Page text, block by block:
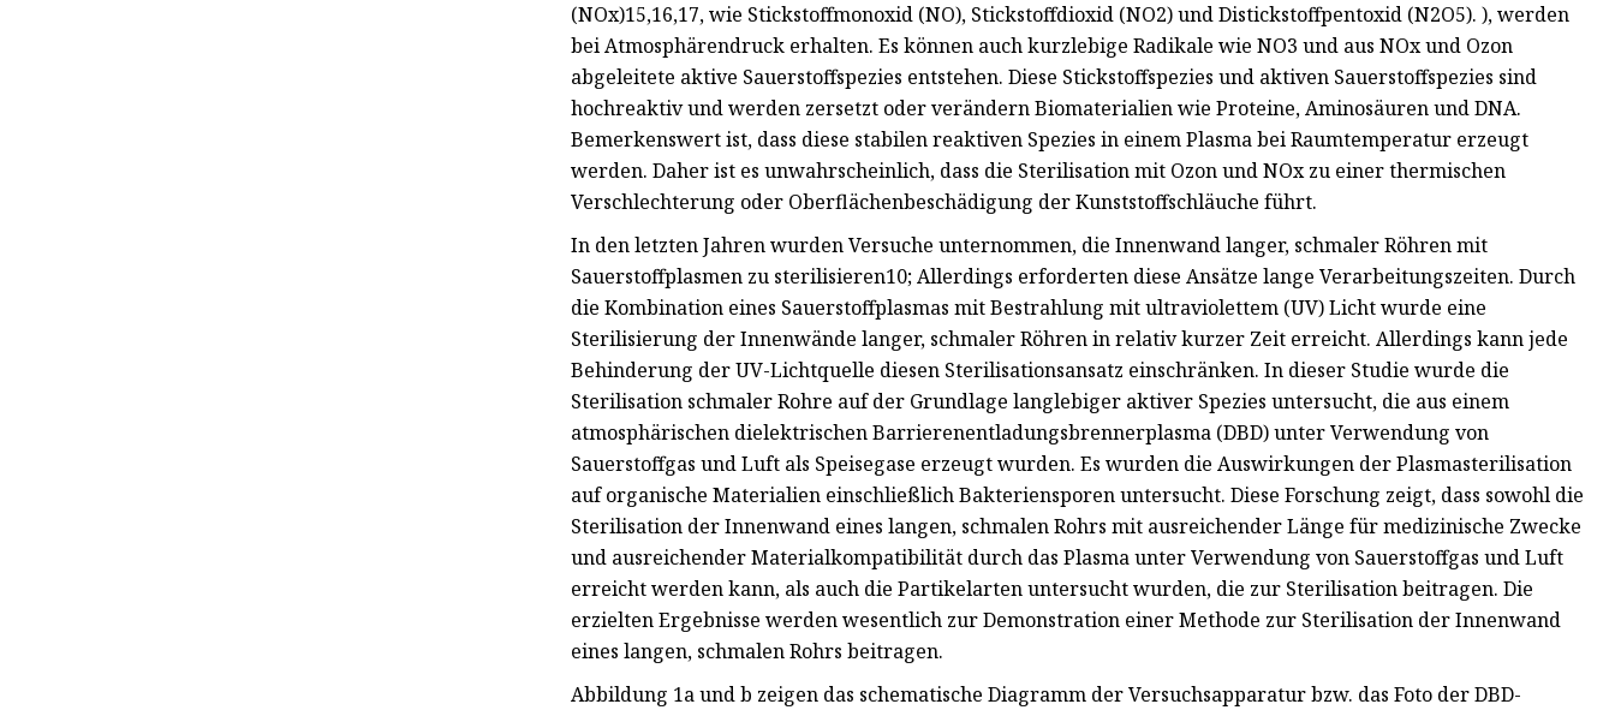
(NOx)15,16,17, wie Stickstoffmonoxid (NO), Stickstoffdioxid (NO2) und Distickstoffpentoxid (N2O5). ), werden
bei Atmosphärendruck erhalten. Es können auch kurzlebige Radikale wie NO3 und aus NOx und Ozon
abgeleitete aktive Sauerstoffspezies entstehen. Diese Stickstoffspezies und aktiven Sauerstoffspezies sind
hochreaktiv und werden zersetzt oder verändern Biomaterialien wie Proteine, Aminosäuren und DNA.
Bemerkenswert ist, dass diese stabilen reaktiven Spezies in einem Plasma bei Raumtemperatur erzeugt
werden. Daher ist es unwahrscheinlich, dass die Sterilisation mit Ozon und NOx zu einer thermischen
Verschlechterung oder Oberflächenbeschädigung der Kunststoffschläuche führt.
In den letzten Jahren wurden Versuche unternommen, die Innenwand langer, schmaler Röhren mit
Sauerstoffplasmen zu sterilisieren10; Allerdings erforderten diese Ansätze lange Verarbeitungszeiten. Durch
die Kombination eines Sauerstoffplasmas mit Bestrahlung mit ultraviolettem (UV) Licht wurde eine
Sterilisierung der Innenwände langer, schmaler Röhren in relativ kurzer Zeit erreicht. Allerdings kann jede
Behinderung der UV-Lichtquelle diesen Sterilisationsansatz einschränken. In dieser Studie wurde die
Sterilisation schmaler Rohre auf der Grundlage langlebiger aktiver Spezies untersucht, die aus einem
atmosphärischen dielektrischen Barrierenentladungsbrennerplasma (DBD) unter Verwendung von
Sauerstoffgas und Luft als Speisegase erzeugt wurden. Es wurden die Auswirkungen der Plasmasterilisation
auf organische Materialien einschließlich Bakteriensporen untersucht. Diese Forschung zeigt, dass sowohl die
Sterilisation der Innenwand eines langen, schmalen Rohrs mit ausreichender Länge für medizinische Zwecke
und ausreichender Materialkompatibilität durch das Plasma unter Verwendung von Sauerstoffgas und Luft
erreicht werden kann, als auch die Partikelarten untersucht wurden, die zur Sterilisation beitragen. Die
erzielten Ergebnisse werden wesentlich zur Demonstration einer Methode zur Sterilisation der Innenwand
eines langen, schmalen Rohrs beitragen.
Abbildung 1a und b zeigen das schematische Diagramm der Versuchsapparatur bzw. das Foto der DBD-